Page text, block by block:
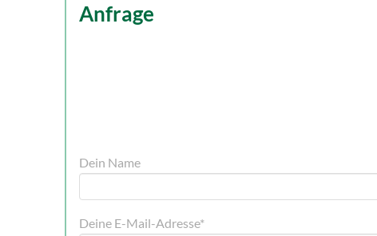
Anfrage
Dein Name
Deine E-Mail-Adresse*